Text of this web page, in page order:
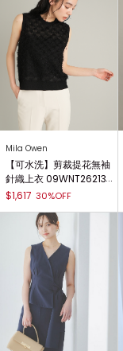
Mila Owen
【可水洗】剪裁提花無袖
針織上衣 09WNT26213
9
$1,617 30%OFF